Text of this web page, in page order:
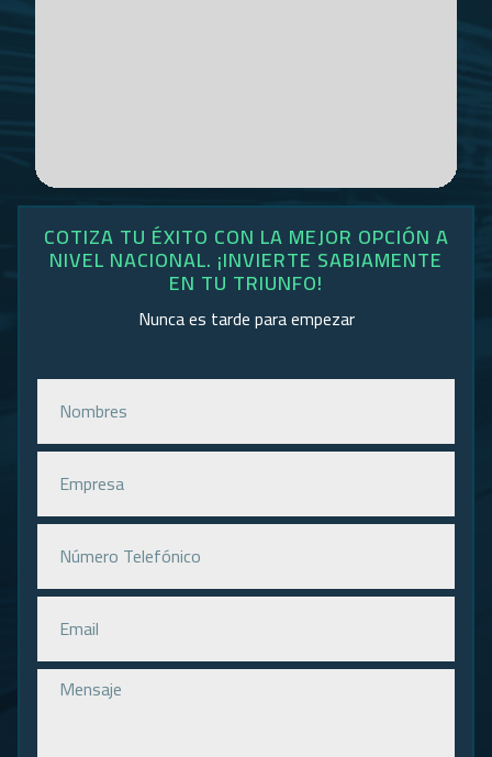
COTIZA TU ÉXITO CON LA MEJOR OPCIÓN A
NIVEL NACIONAL. ¡INVIERTE SABIAMENTE
EN TU TRIUNFO!
Nunca es tarde para empezar